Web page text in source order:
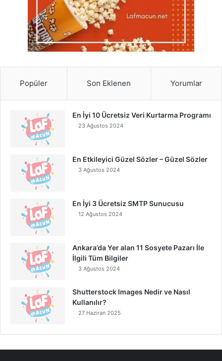
Popüler Son Eklenen Yorumlar
En İyi 10 Ücretsiz Veri Kurtarma Programı
23 Ağustos 2024
En Etkileyici Güzel Sözler – Güzel Sözler
3 Ağustos 2024
En İyi 3 Ücretsiz SMTP Sunucusu
12 Ağustos 2024
Ankara’da Yer alan 11 Sosyete Pazarı İle
İlgili Tüm Bilgiler
3 Ağustos 2024
Shutterstock Images Nedir ve Nasıl
Kullanılır?
27 Haziran 2025